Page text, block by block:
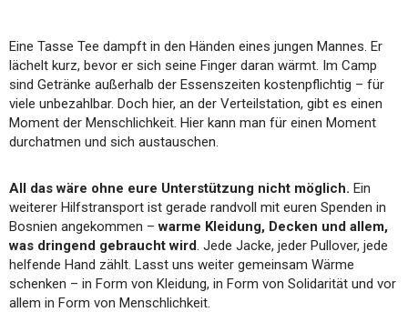
Eine Tasse Tee dampft in den Händen eines jungen Mannes. Er
lächelt kurz, bevor er sich seine Finger daran wärmt. Im Camp
sind Getränke außerhalb der Essenszeiten kostenpflichtig – für
viele unbezahlbar. Doch hier, an der Verteilstation, gibt es einen
Moment der Menschlichkeit. Hier kann man für einen Moment
durchatmen und sich austauschen.
All das wäre ohne eure Unterstützung nicht möglich. Ein
weiterer Hilfstransport ist gerade randvoll mit euren Spenden in
Bosnien angekommen –warme Kleidung, Decken und allem,
was dringend gebraucht wird. Jede Jacke, jeder Pullover, jede
helfende Hand zählt. Lasst uns weiter gemeinsam Wärme
schenken – in Form von Kleidung, in Form von Solidarität und vor
allem in Form von Menschlichkeit.